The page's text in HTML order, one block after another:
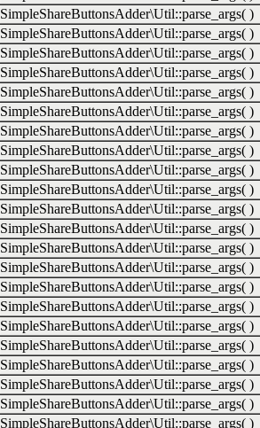
SimpleShareButtonsAdder\Util::parse_args( )
SimpleShareButtonsAdder\Util::parse_args( )
SimpleShareButtonsAdder\Util::parse_args( )
SimpleShareButtonsAdder\Util::parse_args( )
SimpleShareButtonsAdder\Util::parse_args( )
SimpleShareButtonsAdder\Util::parse_args( )
SimpleShareButtonsAdder\Util::parse_args( )
SimpleShareButtonsAdder\Util::parse_args( )
SimpleShareButtonsAdder\Util::parse_args( )
SimpleShareButtonsAdder\Util::parse_args( )
SimpleShareButtonsAdder\Util::parse_args( )
SimpleShareButtonsAdder\Util::parse_args( )
SimpleShareButtonsAdder\Util::parse_args( )
SimpleShareButtonsAdder\Util::parse_args( )
SimpleShareButtonsAdder\Util::parse_args( )
SimpleShareButtonsAdder\Util::parse_args( )
SimpleShareButtonsAdder\Util::parse_args( )
SimpleShareButtonsAdder\Util::parse_args( )
SimpleShareButtonsAdder\Util::parse_args( )
SimpleShareButtonsAdder\Util::parse_args( )
SimpleShareButtonsAdder\Util::parse_args( )
SimpleShareButtonsAdder\Util::parse_args( )